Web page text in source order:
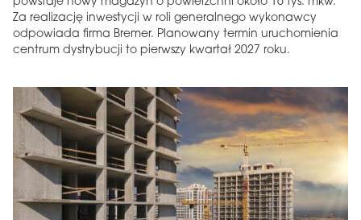
Za realizację inwestycji w roli generalnego wykonawcy
odpowiada firma Bremer. Planowany termin uruchomienia
centrum dystrybucji to pierwszy kwartał 2027 roku.
MAGAZYN